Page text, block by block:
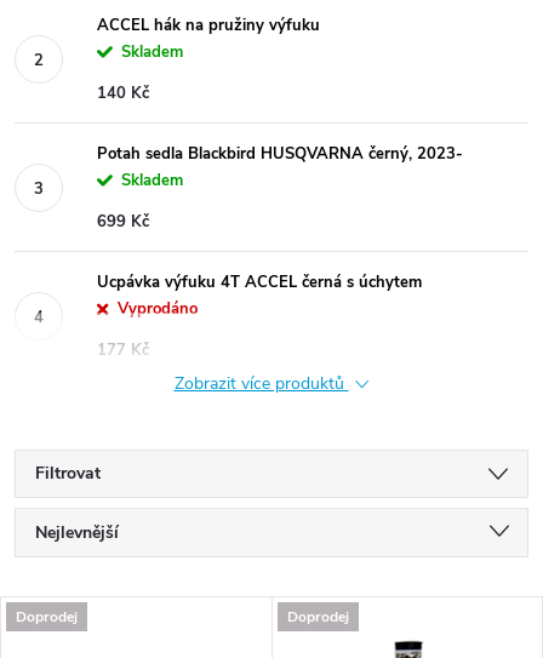
ACCEL hák na pružiny výfuku
Skladem
140 Kč
Potah sedla Blackbird HUSQVARNA černý, 2023-
Skladem
699 Kč
Ucpávka výfuku 4T ACCEL černá s úchytem
Vyprodáno
177 Kč
Zobrazit více produktů
Filtrovat
Ř
a
Nejlevnější
Nejprodávanější
V
Doprodej Doprodej